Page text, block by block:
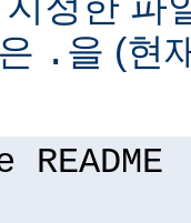
. 을 (현